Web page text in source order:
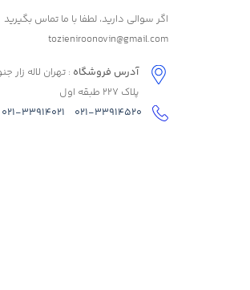
اگر سوالی دارید، لطفا با ما تماس بگیرید
tozieniroonovin@gmail.com
آدرس فروشگاه : تهران لاله زار
پلاک 227 طبقه اول
021-33914520
021-33914021